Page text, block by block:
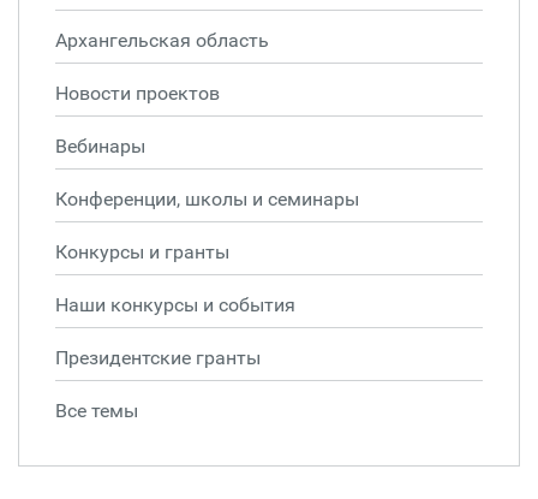
Архангельская область
Новости проектов
Вебинары
Конференции, школы и семинары
Конкурсы и гранты
Наши конкурсы и события
Президентские гранты
Все темы